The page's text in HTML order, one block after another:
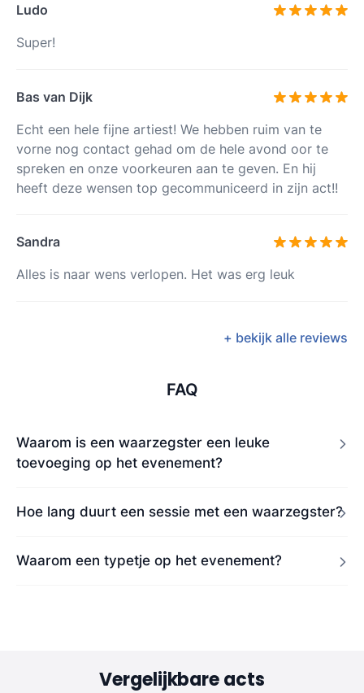
Ludo
Super!
Bas van Dijk
Echt een hele fijne artiest! We hebben ruim van te
vorne nog contact gehad om de hele avond oor te
spreken en onze voorkeuren aan te geven. En hij
heeft deze wensen top gecommuniceerd in zijn act!!
Sandra
Alles is naar wens verlopen. Het was erg leuk
+ bekijk alle reviews
FAQ
Waarom is een waarzegster een leuke
toevoeging op het evenement?
Hoe lang duurt een sessie met een waarzegster?
Waarom een typetje op het evenement?
Vergelijkbare acts